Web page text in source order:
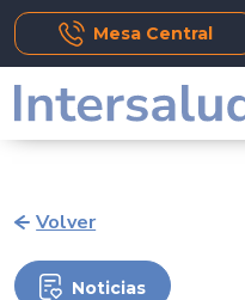
Add Comment
Mesa Central
Volver
Noticias